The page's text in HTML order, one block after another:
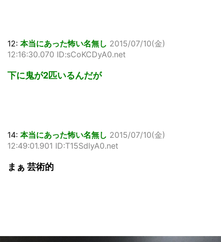
12: 本当にあった怖い名無し 2015/07/10(金)
12:16:30.070 ID:sCoKCDyA0.net
下に鬼が2匹いるんだが
14: 本当にあった怖い名無し 2015/07/10(金)
12:49:01.901 ID:T15SdlyA0.net
まぁ 芸術的